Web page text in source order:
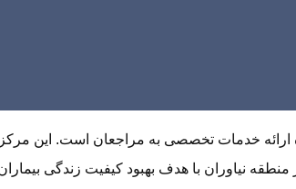
خدمات تخصصی به مراجعان است. این مرکز
نیاوران با هدف بهبود کیفیت زندگی بیماران،